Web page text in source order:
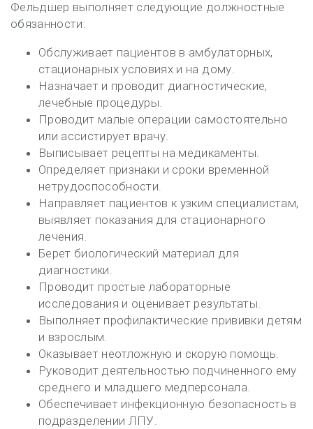
Фельдшер выполняет следующие должностные
обязанности:
Обслуживает пациентов в амбулаторных,
стационарных условиях и на дому.
Назначает и проводит диагностические,
лечебные процедуры.
Проводит малые операции самостоятельно
или ассистирует врачу.
Выписывает рецепты на медикаменты.
Определяет признаки и сроки временной
нетрудоспособности.
Направляет пациентов к узким специалистам,
выявляет показания для стационарного
лечения.
Берет биологический материал для
диагностики.
Проводит простые лабораторные
исследования и оценивает результаты.
Выполняет профилактические прививки детям
и взрослым.
Оказывает неотложную и скорую помощь.
Руководит деятельностью подчиненного ему
среднего и младшего медперсонала.
Обеспечивает инфекционную безопасность в
подразделении ЛПУ.